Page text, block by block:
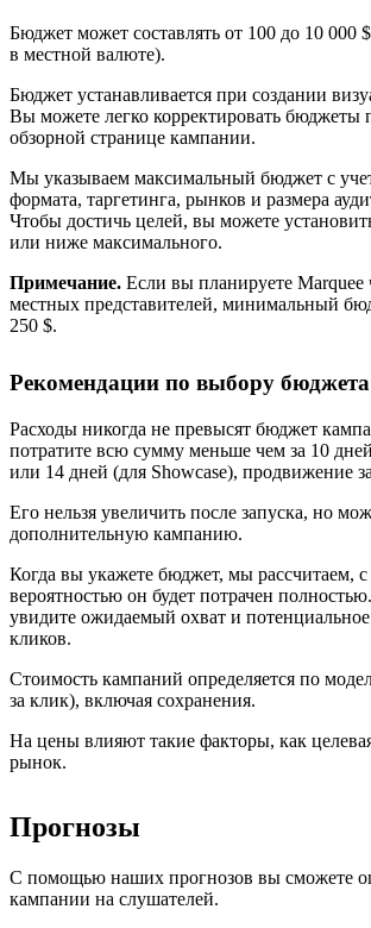
Бюджет может составлять от 100 до 10 000
в местной валюте).
Бюджет устанавливается при создании
Вы можете легко корректировать бюджеты
обзорной странице кампании.
Мы указываем максимальный бюджет с
формата, таргетинга, рынков и размера
Чтобы достичь целей, вы можете
или ниже максимального.
Примечание. Если вы планируете Marquee
местных представителей, минимальный
250 $.
Рекомендации по выбору бюджета
Расходы никогда не превысят бюджет
потратите всю сумму меньше чем за 10
или 14 дней (для Showcase), продвижение
Его нельзя увеличить после запуска, но
дополнительную кампанию.
Когда вы укажете бюджет, мы рассчитаем, с
вероятностью он будет потрачен
увидите ожидаемый охват и потенциальное
кликов.
Стоимость кампаний определяется по
за клик), включая сохранения.
На цены влияют такие факторы, как
рынок.
Прогнозы
С помощью наших прогнозов вы сможете
кампании на слушателей.